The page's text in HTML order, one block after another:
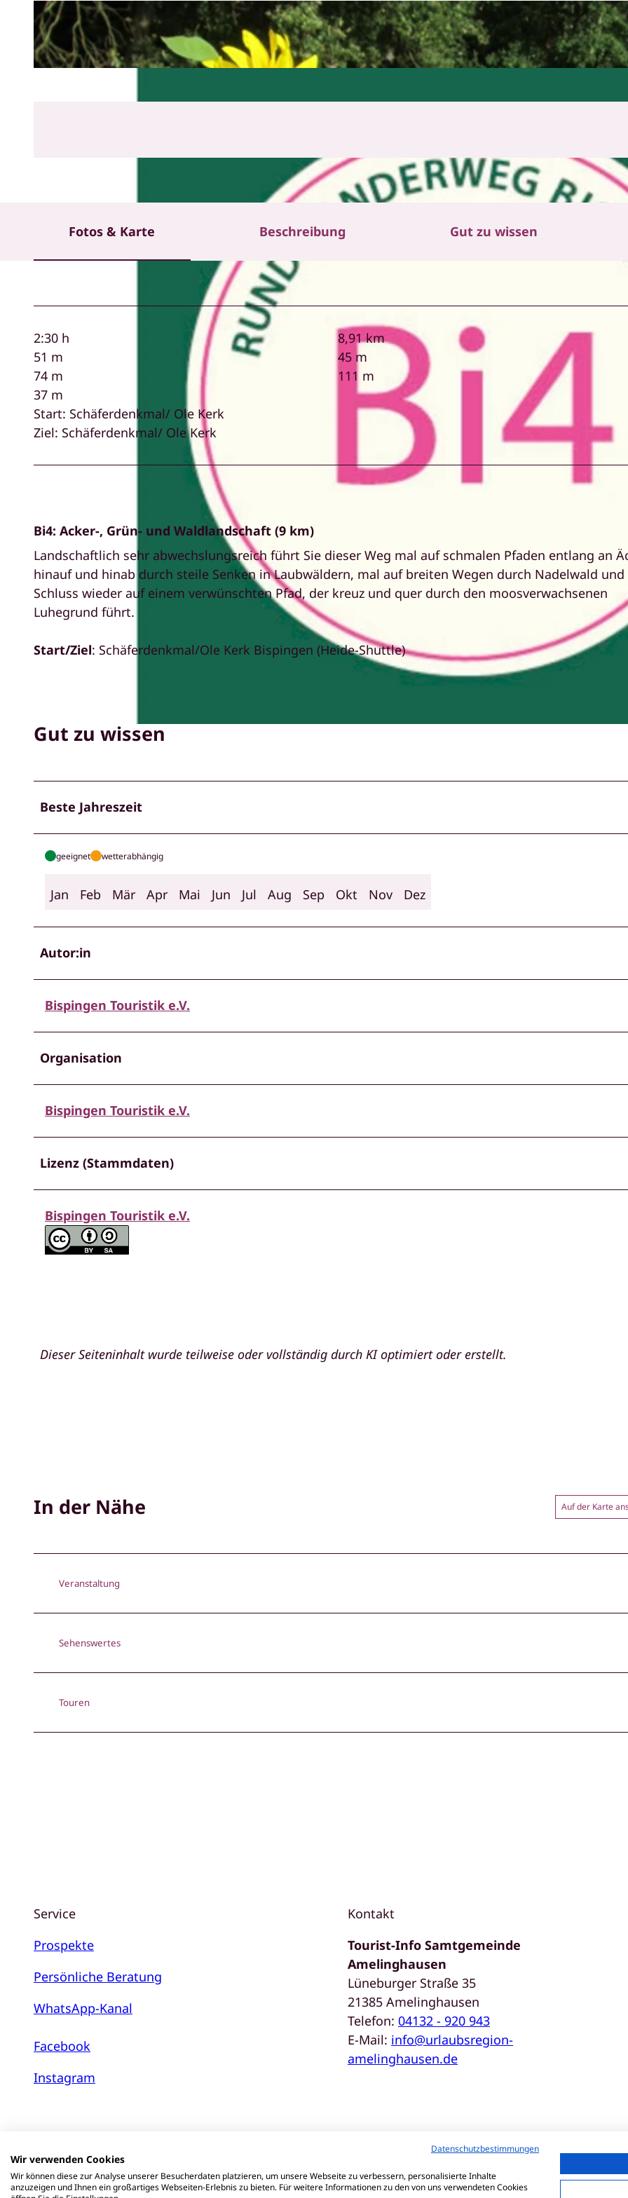
© Bispingen Touristik e.V. | CC-BY-SA
Fotos & Karte Beschreibung Gut zu wissen
2:30 h
8,91 km
51 m
45 m
74 m
111 m
37 m
Start: Schäferdenkmal/ Ole Kerk
Ziel: Schäferdenkmal/ Ole Kerk
Bi4: Acker-, Grün- und Waldlandschaft (9 km)
Landschaftlich sehr abwechslungsreich führt Sie dieser Weg mal auf schmalen Pfaden entlang an
hinauf und hinab durch steile Senken in Laubwäldern, mal auf breiten Wegen durch Nadelwald und
Schluss wieder auf einem verwünschten Pfad, der kreuz und quer durch den moosverwachsenen
Luhegrund führt.
Start/Ziel: Schäferdenkmal/Ole Kerk Bispingen (Heide-Shuttle)
Gut zu wissen
Beste Jahreszeit
geeignet wetterabhängig
Jan Feb Mär Apr Mai Jun Jul Aug Sep Okt Nov Dez
Autor:in
Bispingen Touristik e.V.
Organisation
Bispingen Touristik e.V.
Lizenz (Stammdaten)
Bispingen Touristik e.V.
Dieser Seiteninhalt wurde teilweise oder vollständig durch KI optimiert oder erstellt.
In der Nähe Auf der Karte
Veranstaltung
Sehenswertes
Touren
Service
Prospekte
Persönliche Beratung
WhatsApp-Kanal
Facebook
Instagram
Kontakt
Tourist-Info Samtgemeinde
Amelinghausen
Lüneburger Straße 35
21385 Amelinghausen
Telefon: 04132 - 920 943
E-Mail: info@urlaubsregion-
amelinghausen.de
Datenschutzbestimmungen
Wir verwenden Cookies
Wir können diese zur Analyse unserer Besucherdaten platzieren, um unsere Webseite zu verbessern, personalisierte Inhalte
anzuzeigen und Ihnen ein großartiges Webseiten-Erlebnis zu bieten. Für weitere Informationen zu den von uns verwendeten Cookies